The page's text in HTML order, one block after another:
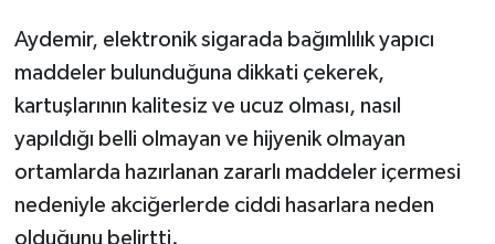
Aydemir, elektronik sigarada bağımlılık yapıcı
maddeler bulunduğuna dikkati çekerek,
kartuşlarının kalitesiz ve ucuz olması, nasıl
yapıldığı belli olmayan ve hijyenik olmayan
ortamlarda hazırlanan zararlı maddeler içermesi
nedeniyle akciğerlerde ciddi hasarlara neden
olduğunu belirtti.